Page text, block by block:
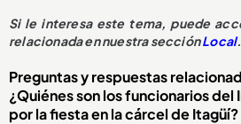
Si le interesa este tema, puede
relacionada en nuestra secciónLocal.
Preguntas y respuestas
¿Quiénes son los funcionarios
por la fiesta en la cárcel de Itagüí?